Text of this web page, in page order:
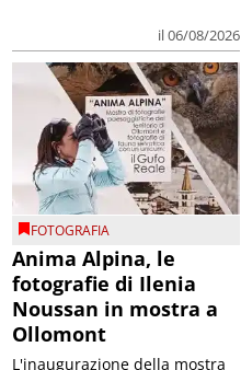
il 06/08/2026
FOTOGRAFIA
Anima Alpina, le
fotografie di Ilenia
Noussan in mostra a
Ollomont
L'inaugurazione della mostra